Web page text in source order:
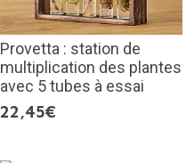
Provetta : station de
multiplication des plantes
avec 5 tubes à essai
22,45€